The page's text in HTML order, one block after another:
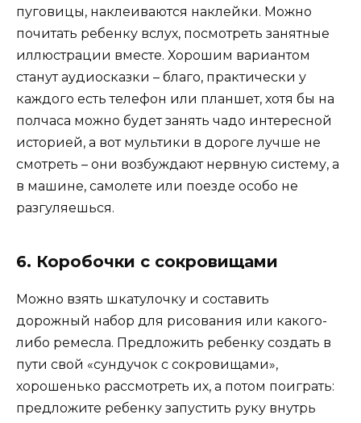
пуговицы, наклеиваются наклейки. Можно
почитать ребенку вслух, посмотреть занятные
иллюстрации вместе. Хорошим вариантом
станут аудиосказки – благо, практически у
каждого есть телефон или планшет, хотя бы на
полчаса можно будет занять чадо интересной
историей, а вот мультики в дороге лучше не
смотреть – они возбуждают нервную систему, а
в машине, самолете или поезде особо не
разгуляешься.
6. Коробочки с сокровищами
Можно взять шкатулочку и составить
дорожный набор для рисования или какого-
либо ремесла. Предложить ребенку создать в
пути свой «сундучок с сокровищами»,
хорошенько рассмотреть их, а потом поиграть:
предложите ребенку запустить руку внутрь